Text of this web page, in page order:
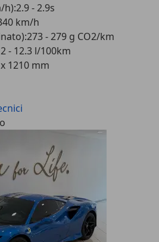
h):2.9 - 2.9s
km/h
:273 - 279 g CO2/km
- 12.3 l/100km
1210 mm